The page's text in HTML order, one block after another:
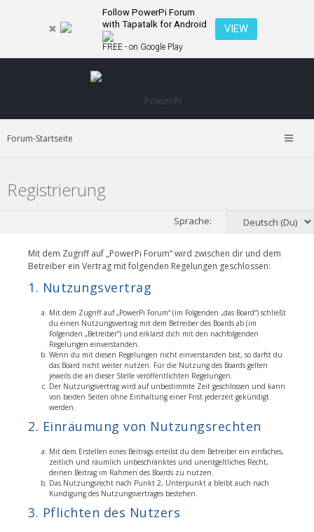
Follow PowerPi Forum
with Tapatalk for Android
FREE - on Google Play
VIEW
Forum-Startseite
Registrierung
Sprache:
Mit dem Zugriff auf „PowerPi Forum“ wird zwischen dir und dem
Betreiber ein Vertrag mit folgenden Regelungen geschlossen:
1. Nutzungsvertrag
Mit dem Zugriff auf „PowerPi Forum“ (im Folgenden „das Board“) schließt
du einen Nutzungsvertrag mit dem Betreiber des Boards ab (im
Folgenden „Betreiber“) und erklärst dich mit den nachfolgenden
Regelungen einverstanden.
Wenn du mit diesen Regelungen nicht einverstanden bist, so darfst du
das Board nicht weiter nutzen. Für die Nutzung des Boards gelten
jeweils die an dieser Stelle veröffentlichten Regelungen.
Der Nutzungsvertrag wird auf unbestimmte Zeit geschlossen und kann
von beiden Seiten ohne Einhaltung einer Frist jederzeit gekündigt
werden.
2. Einräumung von Nutzungsrechten
Mit dem Erstellen eines Beitrags erteilst du dem Betreiber ein einfaches,
zeitlich und räumlich unbeschränktes und unentgeltliches Recht,
deinen Beitrag im Rahmen des Boards zu nutzen.
Das Nutzungsrecht nach Punkt 2, Unterpunkt a bleibt auch nach
Kündigung des Nutzungsvertrages bestehen.
3. Pflichten des Nutzers